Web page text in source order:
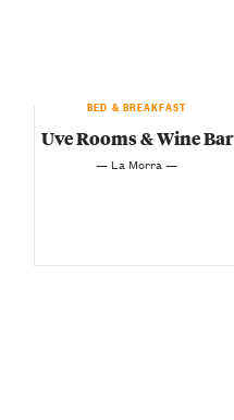
BED & BREAKFAST
Uve Rooms & Wine Bar
— La Morra —